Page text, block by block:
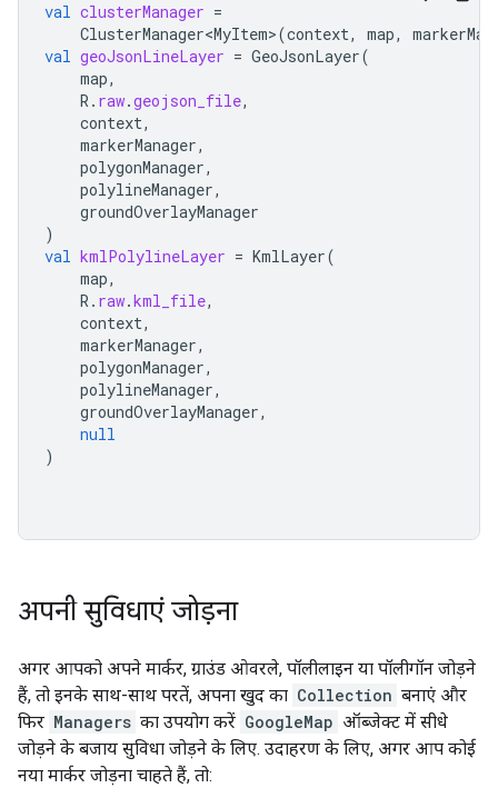
val clusterManager =
ClusterManager<MyItem>(context, map,
val geoJsonLineLayer = GeoJsonLayer(
map,
R . raw.geojson_file,
context,
markerManager,
polygonManager,
polylineManager,
groundOverlayManager
)
val kmlPolylineLayer = KmlLayer(
map,
R . raw.kml_file,
context,
markerManager,
polygonManager,
polylineManager,
groundOverlayManager,
null
)
अपनी सुविधाएं जोड़ना
अगर आपको अपने मार्कर, ग्राउंड ओवरले, पॉलीलाइन या पॉलीगॉन जोड़ने
हैं, तो इनके साथ-साथ परतें, अपना खुद का Collection बनाएं और
फिर Managers का उपयोग करें GoogleMap ऑब्जेक्ट में सीधे
जोड़ने के बजाय सुविधा जोड़ने के लिए. उदाहरण के लिए, अगर आप कोई
नया मार्कर जोड़ना चाहते हैं, तो: